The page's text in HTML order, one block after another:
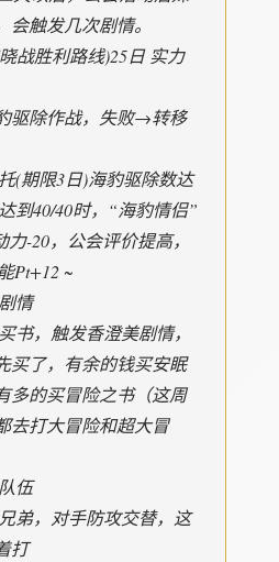
触发几次剧情。
战胜利路线)25日 实力
驱除作战，失败→转移
(期限3日)海豹驱除数达
到40/40时，“海豹情侣”
-20，公会评价提高，
Pt+12 ~
情
书，触发香澄美剧情，
买了，有余的钱买安眠
多的买冒险之书（这周
去打大冒险和超大冒
伍
弟，对手防攻交替，这
打